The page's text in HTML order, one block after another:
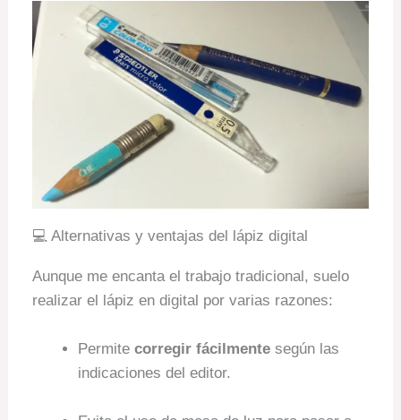
💻 Alternativas y ventajas del lápiz digital
Aunque me encanta el trabajo tradicional, suelo
realizar el lápiz en digital por varias razones:
Permitecorregir fácilmente según las
indicaciones del editor.